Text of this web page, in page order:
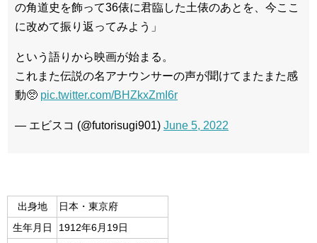
の角道史を飾って36俵に君臨した土俵のあとを、今ここ
に改めて振り返ってみよう」
という語りから映画が始まる。
これまた伝説の名アナウンサーの声が聞けてまたまた感
動🥺 pic.twitter.com/BHZkxZmI6r
— エビスコ (@futorisugi901) June 5, 2022
出身地
日本・東京府
生年月日
1912年6月19日